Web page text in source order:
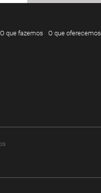
O que fazemos O que oferecemos